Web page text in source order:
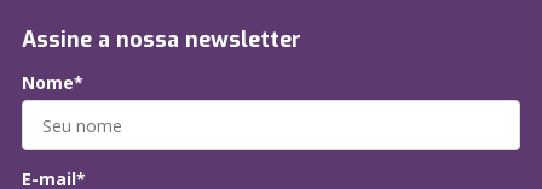
Assine a nossa newsletter
Nome*
E-mail*